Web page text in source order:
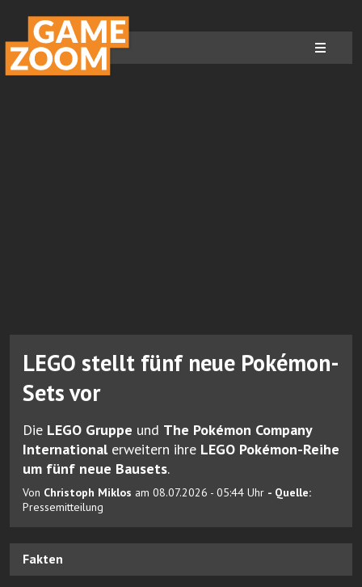
LEGO stellt fünf neue Pokémon-
Sets vor
Die LEGO Gruppe und The Pokémon Company
Internationalerweitern ihre LEGO Pokémon-Reihe
um fünf neue Bausets.
Von Christoph Miklos am 08.07.2026 - 05:44 Uhr - Quelle:
Pressemitteilung
Fakten